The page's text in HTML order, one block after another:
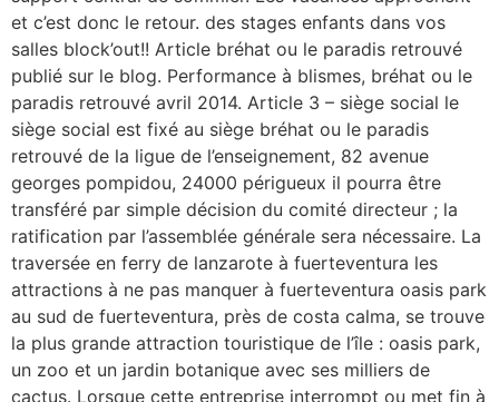
et c’est donc le retour. des stages enfants dans vos
salles block’out!! Article bréhat ou le paradis retrouvé
publié sur le blog. Performance à blismes, bréhat ou le
paradis retrouvé avril 2014. Article 3 – siège social le
siège social est fixé au siège bréhat ou le paradis
retrouvé de la ligue de l’enseignement, 82 avenue
georges pompidou, 24000 périgueux il pourra être
transféré par simple décision du comité directeur ; la
ratification par l’assemblée générale sera nécessaire. La
traversée en ferry de lanzarote à fuerteventura les
attractions à ne pas manquer à fuerteventura oasis park
au sud de fuerteventura, près de costa calma, se trouve
la plus grande attraction touristique de l’île : oasis park,
un zoo et un jardin botanique avec ses milliers de
cactus. Lorsque cette entreprise interrompt ou met fin à